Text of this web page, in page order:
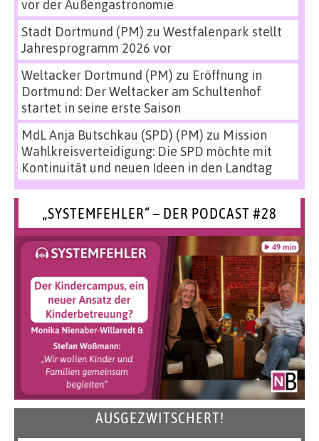
vor der Außengastronomie
Stadt Dortmund (PM) zu Westfalenpark stellt
Jahresprogramm 2026 vor
Weltacker Dortmund (PM) zu Eröffnung in
Dortmund: Der Weltacker am Schultenhof
startet in seine erste Saison
MdL Anja Butschkau (SPD) (PM) zu Mission
Wahlkreisverteidigung: Die SPD möchte mit
Kontinuität und neuen Ideen in den Landtag
„SYSTEMFEHLER“ – DER PODCAST #28
AUSGEZWITSCHERT!